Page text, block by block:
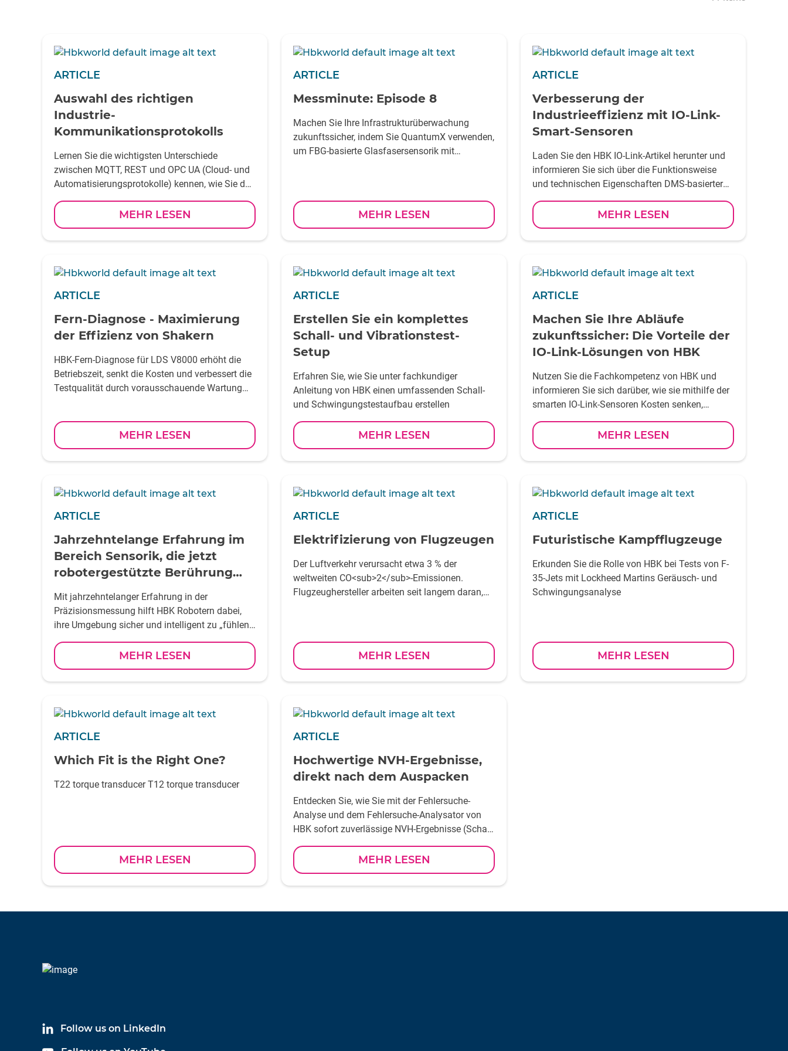
ARTICLE
Auswahl des richtigen
Industrie-
Kommunikationsprotokolls
Lernen Sie die wichtigsten Unterschiede
zwischen MQTT, REST und OPC UA (Cloud- und
Automatisierungsprotokolle) kennen, wie Sie das
richtige Protokoll für Ihr System auswählen und
wie diese funktionierenMEHR LESEN
ARTICLE
Messminute: Episode 8
Machen Sie Ihre Infrastrukturüberwachung
zukunftssicher, indem Sie QuantumX verwenden,
um FBG-basierte Glasfasersensorik mit
MEHR LESEN
ARTICLE
Verbesserung der
Industrieeffizienz mit IO-Link-
Smart-Sensoren
Laden Sie den HBK IO-Link-Artikel herunter und
informieren Sie sich über die Funktionsweise
und technischen Eigenschaften DMS-basierter
IO-Link-Sensoren, optimiert für das messen
mechanischer Messgrößen!
MEHR LESEN
ARTICLE
Fern-Diagnose - Maximierung
der Effizienz von Shakern
HBK-Fern-Diagnose für LDS V8000 erhöht die
Betriebszeit, senkt die Kosten und verbessert die
Testqualität durch vorausschauende Wartung
MEHR LESEN
ARTICLE
Erstellen Sie ein komplettes
Schall- und Vibrationstest-
Setup
Erfahren Sie, wie Sie unter fachkundiger
Anleitung von HBK einen umfassenden Schall-
und Schwingungstestaufbau erstellen
MEHR LESEN
ARTICLE
Machen Sie Ihre Abläufe
zukunftssicher: Die Vorteile der
IO-Link-Lösungen von HBK
Nutzen Sie die Fachkompetenz von HBK und
informieren Sie sich darüber, wie sie mithilfe der
smarten IO-Link-Sensoren Kosten senken,
Effizienz steigern und Ihre Geschäftsziele
erreichen können. Laden Sie den Artikel herunter!
MEHR LESEN
ARTICLE
Jahrzehntelange Erfahrung im
Bereich Sensorik, die jetzt
robotergestützte Berührung
Mit jahrzehntelanger Erfahrung in der
Präzisionsmessung hilft HBK Robotern dabei,
ihre Umgebung sicher und intelligent zu „fühlen“
und mit ihr zu interagieren. Wir haben mit Ryan
Young, Global Head of Engineering — OEM
Sensors, gesprochen, der die Entwicklung
maßgeschneiderter 6-DoF-
mehr zu erfahren
MEHR LESEN
ARTICLE
Elektrifizierung von Flugzeugen
Der Luftverkehr verursacht etwa 3 % der
weltweiten CO<sub>2</sub>-Emissionen.
Flugzeughersteller arbeiten seit langem daran,
MEHR LESEN
ARTICLE
Futuristische Kampfflugzeuge
Erkunden Sie die Rolle von HBK bei Tests von F-
35-Jets mit Lockheed Martins Geräusch- und
Schwingungsanalyse
MEHR LESEN
ARTICLE
Which Fit is the Right One?
T22 torque transducer T12 torque transducer
MEHR LESEN
ARTICLE
Hochwertige NVH-Ergebnisse,
direkt nach dem Auspacken
Entdecken Sie, wie Sie mit der Fehlersuche-
Analyse und dem Fehlersuche-Analysator von
HBK sofort zuverlässige NVH-Ergebnisse (Schall,
Vibrationen, Rauheit) erhalten
MEHR LESEN
Follow us on LinkedIn